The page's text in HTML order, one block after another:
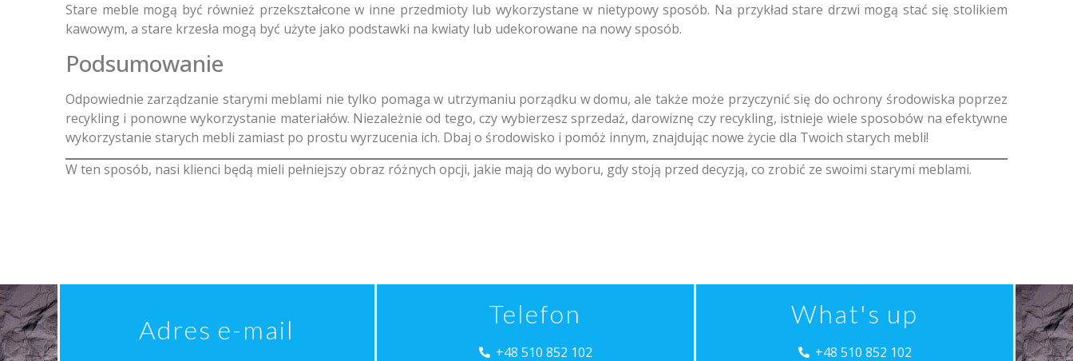
Stare meble mogą być również przekształcone w inne przedmioty lub wykorzystane w nietypowy sposób. Na przykład stare drzwi mogą stać się stolikiem
kawowym, a stare krzesła mogą być użyte jako podstawki na kwiaty lub udekorowane na nowy sposób.
Podsumowanie
Odpowiednie zarządzanie starymi meblami nie tylko pomaga w utrzymaniu porządku w domu, ale także może przyczynić się do ochrony środowiska poprzez
recykling i ponowne wykorzystanie materiałów. Niezależnie od tego, czy wybierzesz sprzedaż, darowiznę czy recykling, istnieje wiele sposobów na efektywne
wykorzystanie starych mebli zamiast po prostu wyrzucenia ich. Dbaj o środowisko i pomóż innym, znajdując nowe życie dla Twoich starych mebli!
W ten sposób, nasi klienci będą mieli pełniejszy obraz różnych opcji, jakie mają do wyboru, gdy stoją przed decyzją, co zrobić ze swoimi starymi meblami.
Adres e-mail
Telefon
+48 510 852 102
What's up
+48 510 852 102